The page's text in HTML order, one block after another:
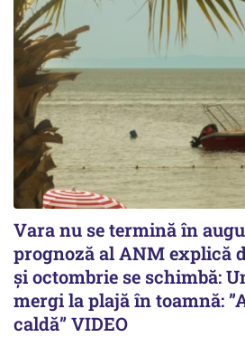
Vara nu se termină în
prognoză al ANM explică
și octombrie se schimbă:
mergi la plajă în toamnă:
caldă” VIDEO